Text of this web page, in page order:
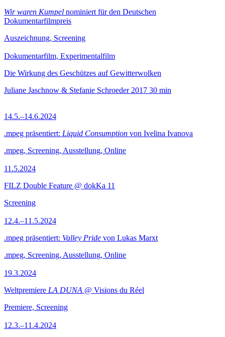
Wir waren Kumpel nominiert für den Deutschen
Dokumentarfilmpreis
Auszeichnung, Screening
Dokumentarfilm, Experimentalfilm
Die Wirkung des Geschützes auf Gewitterwolken
Juliane Jaschnow & Stefanie Schroeder 2017 30 min
14.5.–14.6.2024
.mpeg präsentiert: Liquid Consumption von Ivelina Ivanova
.mpeg, Screening, Ausstellung, Online
11.5.2024
FILZ Double Feature @ dokKa 11
Screening
12.4.–11.5.2024
.mpeg präsentiert: Valley Pride von Lukas Marxt
.mpeg, Screening, Ausstellung, Online
19.3.2024
Weltpremiere LA DUNA @ Visions du Réel
Premiere, Screening
12.3.–11.4.2024